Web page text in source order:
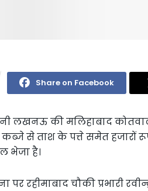
Share on Facebook
लखनऊ की मलिहाबाद
से ताश के पत्ते समेत हजारों
भेजा है।
रहीमाबाद चौकी प्रभारी